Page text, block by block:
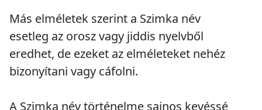
Más elméletek szerint a Szimka név
esetleg az orosz vagy jiddis nyelvből
eredhet, de ezeket az elméleteket nehéz
bizonyítani vagy cáfolni.
A Szimka név történelme sajnos kevéssé